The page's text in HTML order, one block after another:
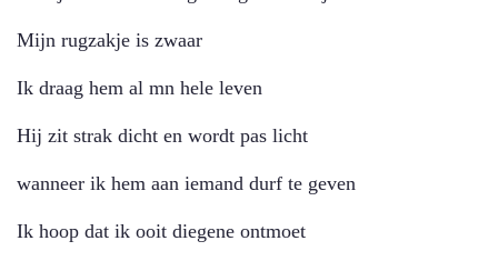
Mijn rugzakje is zwaar
Ik draag hem al mn hele leven
Hij zit strak dicht en wordt pas licht
wanneer ik hem aan iemand durf te geven
Ik hoop dat ik ooit diegene ontmoet